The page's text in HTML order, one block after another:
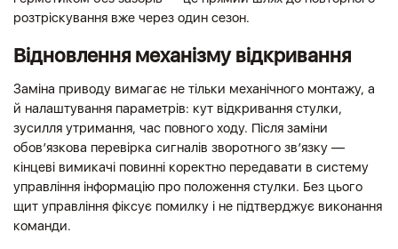
розтріскування вже через один сезон.
Відновлення механізму відкривання
Заміна приводу вимагає не тільки механічного монтажу, а
й налаштування параметрів: кут відкривання стулки,
зусилля утримання, час повного ходу. Після заміни
обов’язкова перевірка сигналів зворотного зв’язку —
кінцеві вимикачі повинні коректно передавати в систему
управління інформацію про положення стулки. Без цього
щит управління фіксує помилку і не підтверджує виконання
команди.